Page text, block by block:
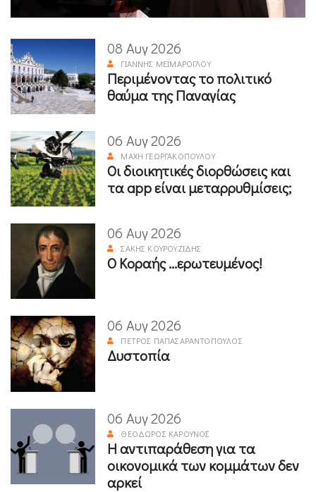
08 Αυγ 2026
ΓΙΆΝΝΗΣ ΜΕΪΜΆΡΟΓΛΟΥ
Περιμένοντας το πολιτικό
θαύμα της Παναγίας
06 Αυγ 2026
ΜΆΧΗ ΓΕΩΡΓΑΚΟΠΟΎΛΟΥ
Οι διοικητικές διορθώσεις και
τα app είναι μεταρρυθμίσεις;
06 Αυγ 2026
ΣΆΚΗΣ ΚΟΥΡΟΥΖΊΔΗΣ
Ο Κοραής ...ερωτευμένος!
06 Αυγ 2026
ΠΈΤΡΟΣ ΠΑΠΑΣΑΡΑΝΤΌΠΟΥΛΟΣ
Δυστοπία
06 Αυγ 2026
ΘΕΌΔΩΡΟΣ ΚΑΡΟΎΝΟΣ
Η αντιπαράθεση για τα
οικονομικά των κομμάτων δεν
αρκεί